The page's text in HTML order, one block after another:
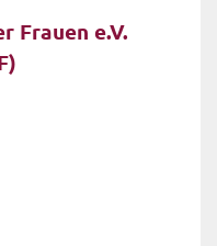
Frauen e.V.